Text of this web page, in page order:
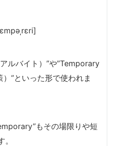
ルバイト）”や”Temporary
”といった形で使われま
もその場限りや短